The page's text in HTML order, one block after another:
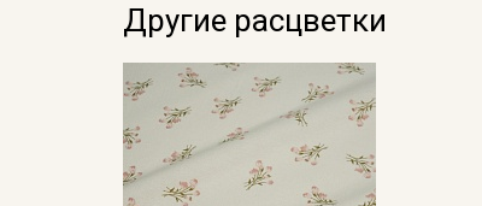
Другие расцветки